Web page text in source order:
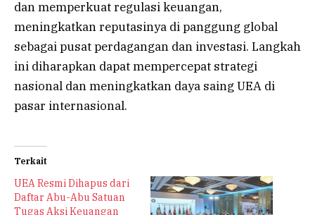
dan memperkuat regulasi keuangan,
meningkatkan reputasinya di panggung global
sebagai pusat perdagangan dan investasi. Langkah
ini diharapkan dapat mempercepat strategi
nasional dan meningkatkan daya saing UEA di
pasar internasional.
Terkait
UEA Resmi Dihapus dari
Daftar Abu-Abu Satuan
Tugas Aksi Keuangan